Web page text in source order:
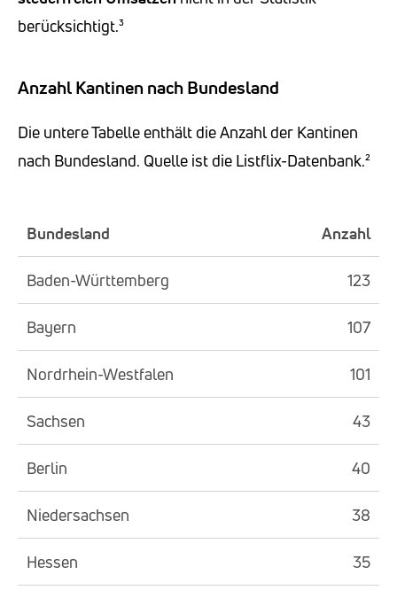
berücksichtigt.³
Anzahl Kantinen nach Bundesland
Die untere Tabelle enthält die Anzahl der Kantinen
nach Bundesland. Quelle ist die Listflix-Datenbank.²
Bundesland Anzahl
Baden-Württemberg 123
Bayern 107
Nordrhein-Westfalen 101
Sachsen 43
Berlin 40
Niedersachsen 38
Hessen 35